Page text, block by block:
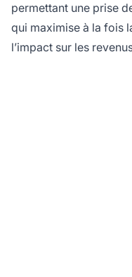
permettant une prise
qui maximise à la fois
l’impact sur les